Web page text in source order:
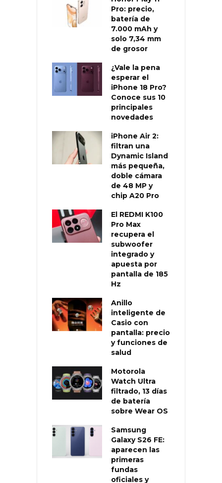
Pro: precio,
batería de
7.000 mAh y
solo 7,34 mm
de grosor
¿Vale la pena
esperar el
iPhone 18 Pro?
Conoce sus 10
principales
novedades
iPhone Air 2:
filtran una
Dynamic Island
más pequeña,
doble cámara
de 48 MP y
chip A20 Pro
El REDMI K100
Pro Max
recupera el
subwoofer
integrado y
apuesta por
pantalla de 185
Hz
Anillo
inteligente de
Casio con
pantalla: precio
y funciones de
salud
Motorola
Watch Ultra
filtrado, 13 días
de batería
sobre Wear OS
Samsung
Galaxy S26 FE:
aparecen las
primeras
fundas
oficiales y